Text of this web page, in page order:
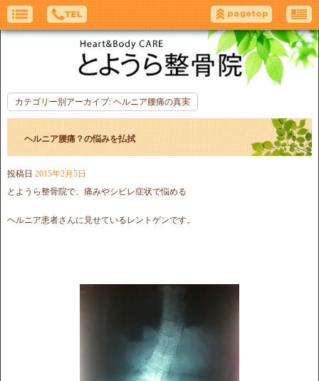
カテゴリー別アーカイブ: ヘルニア腰痛の真実
ヘルニア腰痛？の悩みを払拭
投稿日 2015年2月5日
とようら整骨院で、痛みやシビレ症状で悩める
ヘルニア患者さんに見せているレントゲンです。